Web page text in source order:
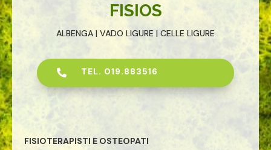
FISIOS
ALBENGA | VADO LIGURE | CELLE LIGURE
 TEL. 019.883516
FISIOTERAPISTI E OSTEOPATI